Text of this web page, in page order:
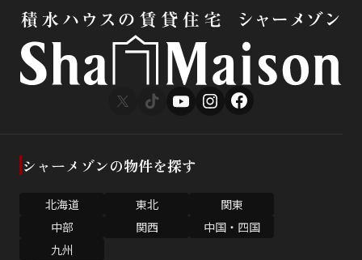
シャーメゾンの物件を探す
北海道 東北
関東
中部
関西
中国・四国
九州